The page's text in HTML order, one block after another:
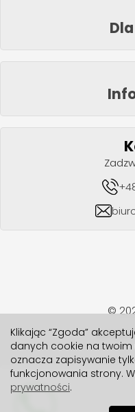
©
realizacja
Klikając “Zgoda”
danych cookie na twoim
oznacza zapisywanie
funkcjonowania strony.
prywatności.